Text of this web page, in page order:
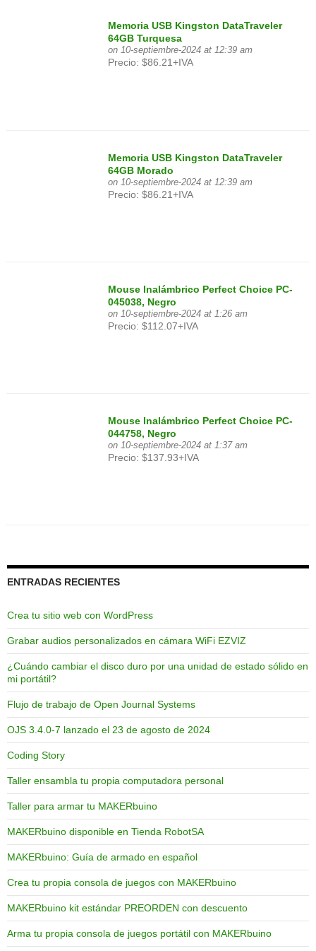
Memoria USB Kingston DataTraveler
64GB Turquesa
on 10-septiembre-2024 at 12:39 am
Precio: $86.21+IVA
Memoria USB Kingston DataTraveler
64GB Morado
on 10-septiembre-2024 at 12:39 am
Precio: $86.21+IVA
Mouse Inalámbrico Perfect Choice PC-
045038, Negro
on 10-septiembre-2024 at 1:26 am
Precio: $112.07+IVA
Mouse Inalámbrico Perfect Choice PC-
044758, Negro
on 10-septiembre-2024 at 1:37 am
Precio: $137.93+IVA
ENTRADAS RECIENTES
Crea tu sitio web con WordPress
Grabar audios personalizados en cámara WiFi EZVIZ
¿Cuándo cambiar el disco duro por una unidad de estado sólido en
mi portátil?
Flujo de trabajo de Open Journal Systems
OJS 3.4.0-7 lanzado el 23 de agosto de 2024
Coding Story
Taller ensambla tu propia computadora personal
Taller para armar tu MAKERbuino
MAKERbuino disponible en Tienda RobotSA
MAKERbuino: Guía de armado en español
Crea tu propia consola de juegos con MAKERbuino
MAKERbuino kit estándar PREORDEN con descuento
Arma tu propia consola de juegos portátil con MAKERbuino